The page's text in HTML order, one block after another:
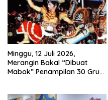
Minggu, 12 Juli 2026,
Merangin Bakal “Dibuat
Mabok” Penampilan 30 Grup